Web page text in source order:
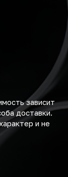
зависит
доставки.
и не